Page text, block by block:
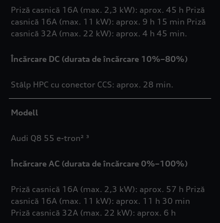
Priză casnică 16A (max. 2,3 kW): aprox. 45 h Priză
casnică 16A (max. 11 kW): aprox. 9 h 15 min Priză
casnică 32A (max. 22 kW): aprox. 4 h 45 min.
Încărcare DC (durata de încărcare 10%–80%)
Stâlp HPC cu conector CCS: aprox. 28 min.
Modell
Audi Q8 55 e-tron² ³
Încărcare AC (durata de încărcare 0%–100%)
Priză casnică 16A (max. 2,3 kW): aprox. 57 h Priză
casnică 16A (max. 11 kW): aprox. 11 h 30 min
Priză casnică 32A (max. 22 kW): aprox. 6 h